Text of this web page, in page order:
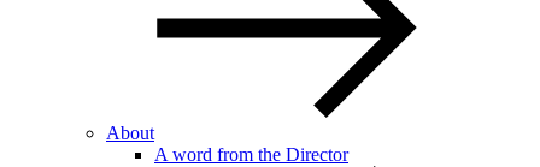
About
A word from the Director